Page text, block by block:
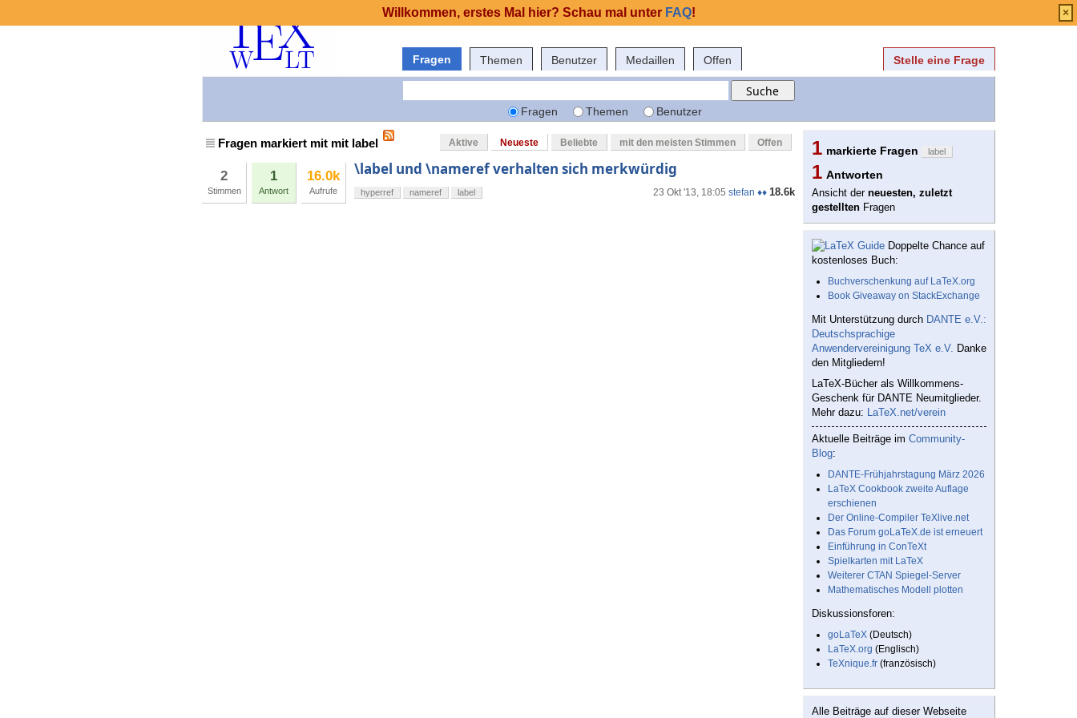
Fragen Themen Benutzer Medaillen Offen Stelle eine Frage
Fragen Themen Benutzer
Fragen markiert mit mit label Aktive Neueste Beliebte mit den meisten Stimmen Offen
2
Stimmen
1
Antwort
16.0k
Aufrufe
\label und \nameref verhalten sich merkwürdig
23 Okt '13, 18:05 stefan ♦♦ 18.6k
hyperref nameref label
1 markierte Fragen label
1 Antworten
Ansicht der neuesten, zuletzt
gestellten Fragen
Doppelte Chance auf
kostenloses Buch:
Buchverschenkung auf LaTeX.org
Book Giveaway on StackExchange
Mit Unterstützung durch DANTE e.V.:
Deutschsprachige
Anwendervereinigung TeX e.V. Danke
den Mitgliedern!
LaTeX-Bücher als Willkommens-
Geschenk für DANTE Neumitglieder.
Mehr dazu: LaTeX.net/verein
Aktuelle Beiträge im Community-
Blog:
DANTE-Frühjahrstagung März 2026
LaTeX Cookbook zweite Auflage
erschienen
Der Online-Compiler TeXlive.net
Das Forum goLaTeX.de ist erneuert
Einführung in ConTeXt
Spielkarten mit LaTeX
Weiterer CTAN Spiegel-Server
Mathematisches Modell plotten
Diskussionsforen:
goLaTeX (Deutsch)
LaTeX.org (Englisch)
TeXnique.fr (französisch)
Alle Beiträge auf dieser Webseite
Willkommen, erstes Mal hier? Schau mal unter FAQ! ×